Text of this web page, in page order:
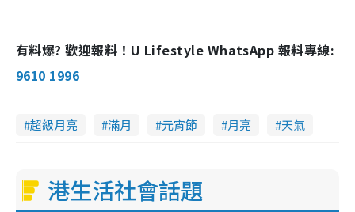
有料爆? 歡迎報料！U Lifestyle WhatsApp 報料專線:
9610 1996
超級月亮 滿月 元宵節 月亮 天氣
港生活社會話題